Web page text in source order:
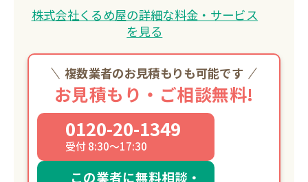
株式会社くるめ屋の詳細な料金・サービス
を見る
複数業者のお見積もりも可能です
お見積もり・ご相談無料!
0120-20-1349
受付 8:30～17:30
この業者に無料相談・